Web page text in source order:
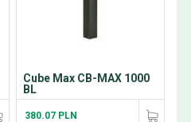
Cube Max CB-MAX 1000
BL
380.07 PLN